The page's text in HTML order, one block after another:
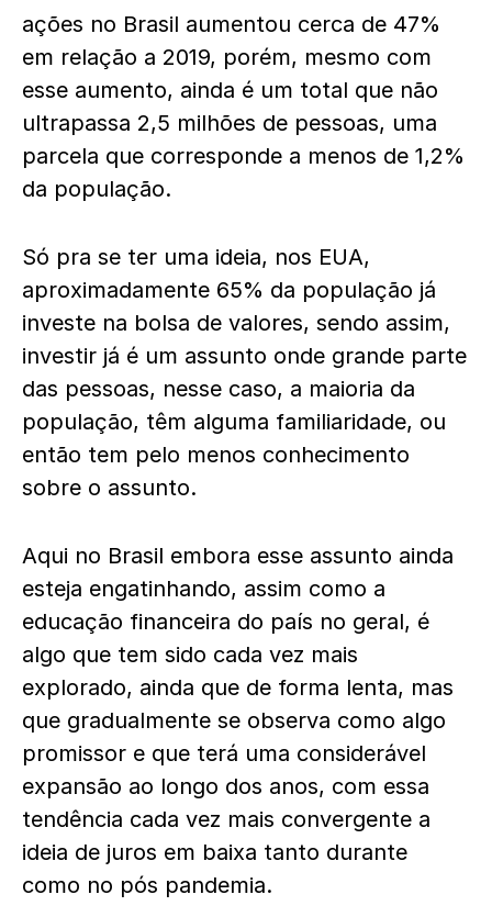
ações no Brasil aumentou cerca de 47%
em relação a 2019, porém, mesmo com
esse aumento, ainda é um total que não
ultrapassa 2,5 milhões de pessoas, uma
parcela que corresponde a menos de 1,2%
da população.
Só pra se ter uma ideia, nos EUA,
aproximadamente 65% da população já
investe na bolsa de valores, sendo assim,
investir já é um assunto onde grande parte
das pessoas, nesse caso, a maioria da
população, têm alguma familiaridade, ou
então tem pelo menos conhecimento
sobre o assunto.
Aqui no Brasil embora esse assunto ainda
esteja engatinhando, assim como a
educação financeira do país no geral, é
algo que tem sido cada vez mais
explorado, ainda que de forma lenta, mas
que gradualmente se observa como algo
promissor e que terá uma considerável
expansão ao longo dos anos, com essa
tendência cada vez mais convergente a
ideia de juros em baixa tanto durante
como no pós pandemia.